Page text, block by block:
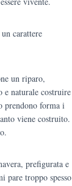
carattere
un riparo,
e naturale costruire
prendono forma i
viene costruito.
prefigurata e
pare troppo spesso